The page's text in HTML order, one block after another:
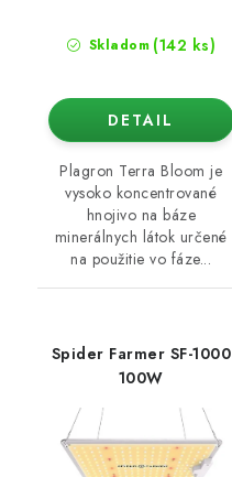
Skladom (142 ks)
DETAIL
Plagron Terra Bloom je
vysoko koncentrované
hnojivo na báze
minerálnych látok určené
na použitie vo fáze...
Spider Farmer SF-1000
100W